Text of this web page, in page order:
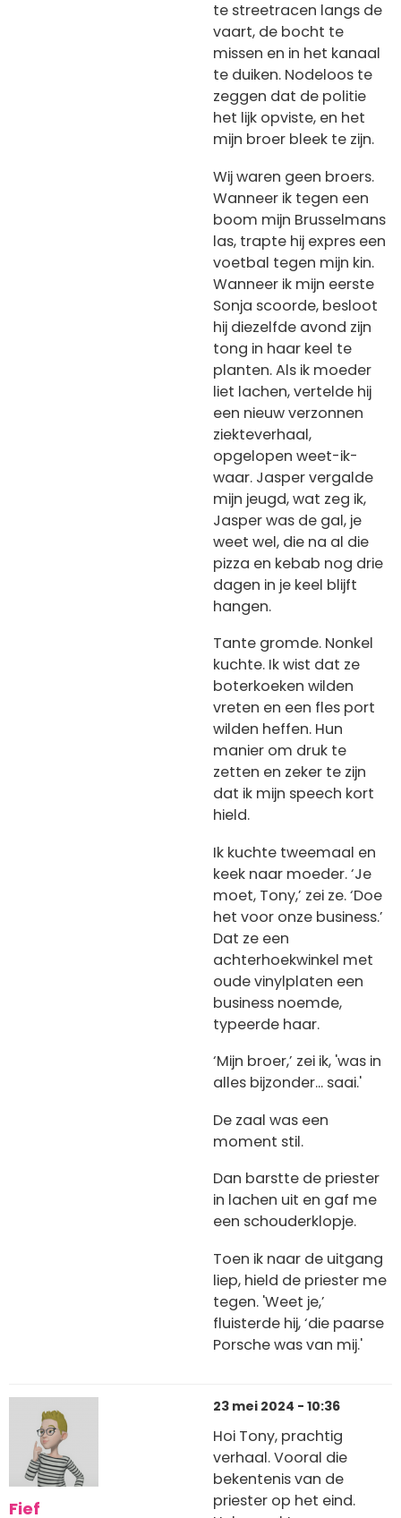
te streetracen langs de
vaart, de bocht te
missen en in het kanaal
te duiken. Nodeloos te
zeggen dat de politie
het lijk opviste, en het
mijn broer bleek te zijn.
Wij waren geen broers.
Wanneer ik tegen een
boom mijn Brusselmans
las, trapte hij expres een
voetbal tegen mijn kin.
Wanneer ik mijn eerste
Sonja scoorde, besloot
hij diezelfde avond zijn
tong in haar keel te
planten. Als ik moeder
liet lachen, vertelde hij
een nieuw verzonnen
ziekteverhaal,
opgelopen weet-ik-
waar. Jasper vergalde
mijn jeugd, wat zeg ik,
Jasper was de gal, je
weet wel, die na al die
pizza en kebab nog drie
dagen in je keel blijft
hangen.
Tante gromde. Nonkel
kuchte. Ik wist dat ze
boterkoeken wilden
vreten en een fles port
wilden heffen. Hun
manier om druk te
zetten en zeker te zijn
dat ik mijn speech kort
hield.
Ik kuchte tweemaal en
keek naar moeder. ‘Je
moet, Tony,’ zei ze. ‘Doe
het voor onze business.’
Dat ze een
achterhoekwinkel met
oude vinylplaten een
business noemde,
typeerde haar.
‘Mijn broer,’ zei ik, 'was in
alles bijzonder... saai.'
De zaal was een
moment stil.
Dan barstte de priester
in lachen uit en gaf me
een schouderklopje.
Toen ik naar de uitgang
liep, hield de priester me
tegen. 'Weet je,’
fluisterde hij, ‘die paarse
Porsche was van mij.'
Fief
23 mei 2024 - 10:36
Hoi Tony, prachtig
verhaal. Vooral die
bekentenis van de
priester op het eind.